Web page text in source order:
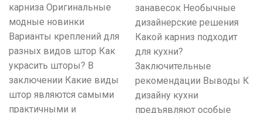
карниза Оригинальные
модные новинки
Варианты креплений для
разных видов штор Как
украсить шторы? В
заключении Какие виды
штор являются самыми
практичными и
занавесок Необычные
дизайнерские решения
Какой карниз подходит
для кухни?
Заключительные
рекомендации Выводы К
дизайну кухни
предъявляют особые